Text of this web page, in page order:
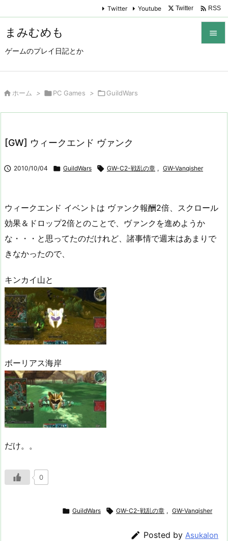
まみむめも
ゲームのプレイ日記とか

Twitter Youtube Twitter  RSS
 ホーム > PC Games > GuildWars
[GW] ウィークエンド ヴァンク
 2010/10/04  GuildWars  GW-C2-戦乱の章 , GW-Vanqisher
ウィークエンド イベントは ヴァンク報酬2倍、スクロール
効果＆ドロップ2倍とのことで、ヴァンクを進めようか
な・・・と思ってたのだけれど、諸事情で週末はあまりで
きなかったので、
キンカイ山と
ボーリアス海岸
だけ。。
0
 GuildWars  GW-C2-戦乱の章 , GW-Vanqisher
 Posted by Asukalon